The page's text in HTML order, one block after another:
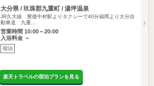
大分県 / 玖珠郡九重町 / 湯坪温泉
JR久大線 豊後中村駅よりタクシーで40分福岡より大分自
動車道 九重…
営業時間 10:00～20:00
入浴料金 ～
宿泊
楽天トラベルの宿泊プランを見る